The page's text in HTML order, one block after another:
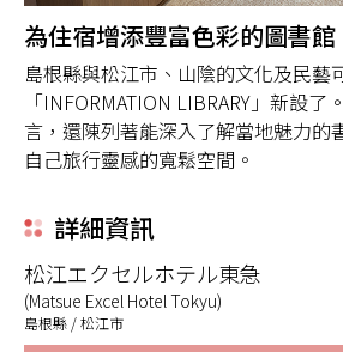
為住宿增添豐富色彩的圖書館
島根縣與松江市、山陰的文化及民藝
「INFORMATION LIBRARY」新設
言，還陳列著能深入了解當地魅力的
自己旅行靈感的寬鬆空間。
詳細資訊
松江エクセルホテル東急
(Matsue Excel Hotel Tokyu)
島根縣 / 松江市